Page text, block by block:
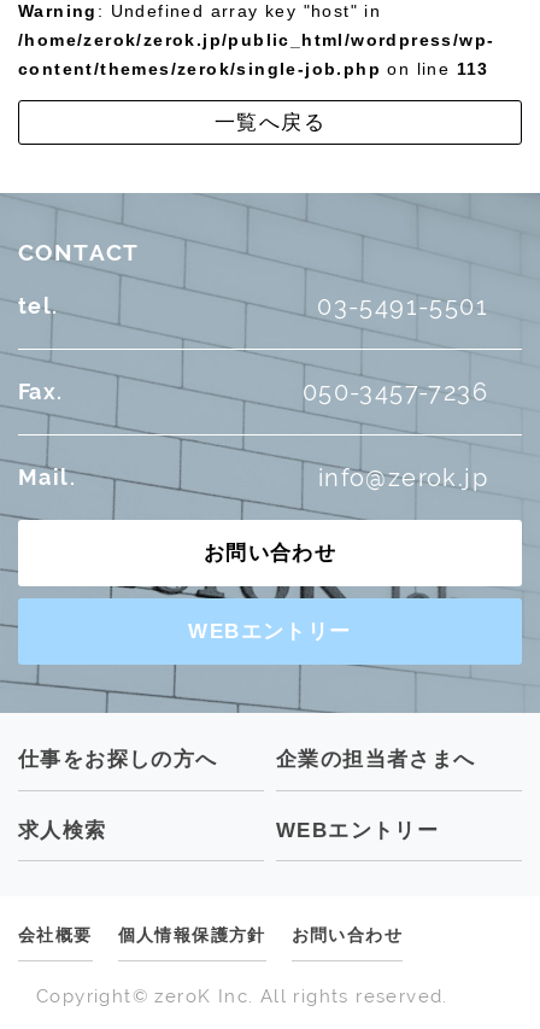
Warning : Undefined array key "host" in
/home/zerok/zerok.jp/public_html/wordpress/wp-
content/themes/zerok/single-job.php on line 113
一覧へ戻る
CONTACT
tel. 03-5491-5501
Fax. 050-3457-7236
Mail. info@zerok.jp
お問い合わせ
WEBエントリー
仕事をお探しの方へ 企業の担当者さまへ
求人検索 WEBエントリー
会社概要 個人情報保護方針 お問い合わせ
Copyright© zeroK Inc. All rights reserved.